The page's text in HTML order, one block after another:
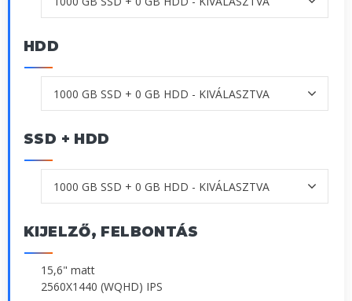
HDD
SSD + HDD
KIJELZŐ, FELBONTÁS
15,6" matt
2560X1440 (WQHD) IPS